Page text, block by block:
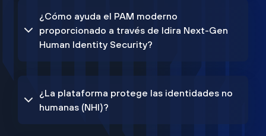
¿Cómo ayuda el PAM moderno
proporcionado a través de Idira Next-Gen
Human Identity Security?
¿La plataforma protege las identidades no
humanas (NHI)?